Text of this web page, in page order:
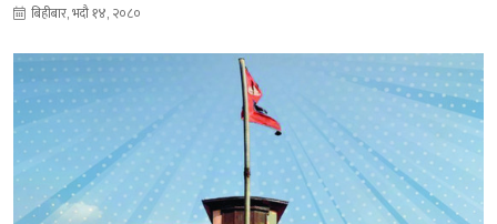
बिहीबार, भदौ १४, २०८०